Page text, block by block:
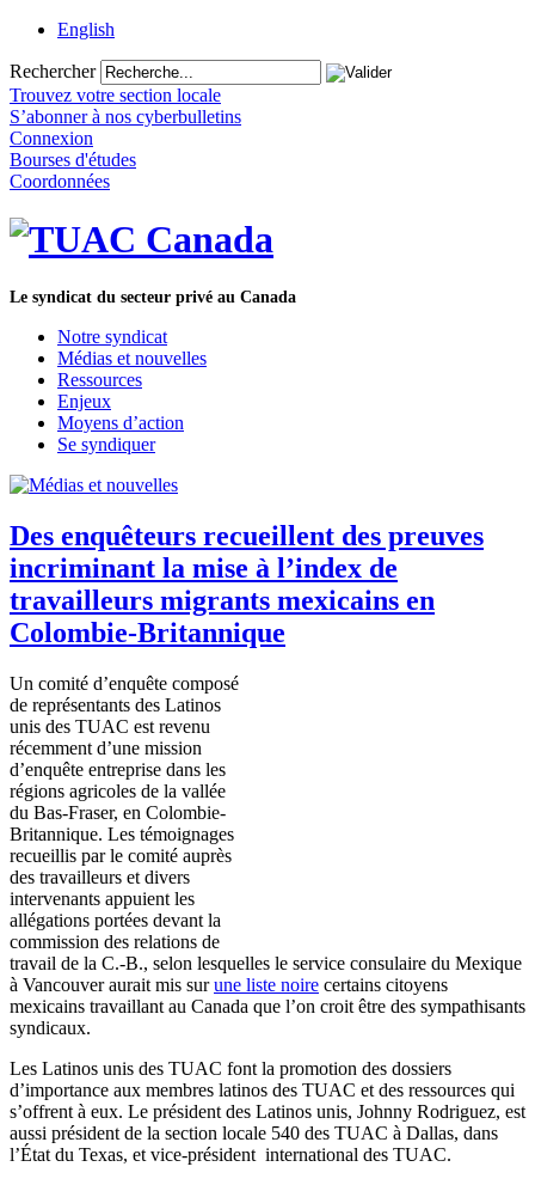
English
Rechercher
Trouvez votre section locale
S’abonner à nos cyberbulletins
Connexion
Bourses d'études
Coordonnées
Le syndicat du secteur privé au Canada
Notre syndicat
Médias et nouvelles
Ressources
Enjeux
Moyens d’action
Se syndiquer
Des enquêteurs recueillent des preuves
incriminant la mise à l’index de
travailleurs migrants mexicains en
Colombie-Britannique
Un comité d’enquête composé
de représentants des Latinos
unis des TUAC est revenu
récemment d’une mission
d’enquête entreprise dans les
régions agricoles de la vallée
du Bas-Fraser, en Colombie-
Britannique. Les témoignages
recueillis par le comité auprès
des travailleurs et divers
intervenants appuient les
allégations portées devant la
commission des relations de
travail de la C.-B., selon lesquelles le service consulaire du Mexique
à Vancouveraurait mis sur une liste noire certains citoyens
mexicains travaillant au Canada que l’on croit être des sympathisants
syndicaux.
Les Latinos unis des TUAC font la promotion des dossiers
d’importance aux membres latinos des TUAC et des ressources qui
s’offrent à eux. Le président des Latinos unis, Johnny Rodriguez, est
aussi président de la section locale 540 des TUAC à Dallas, dans
l’État du Texas, et vice-président international des TUAC.